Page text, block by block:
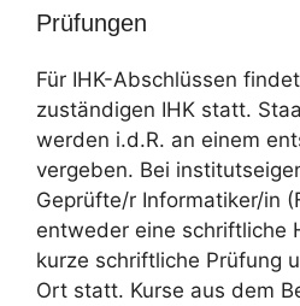
Prüfungen
Für IHK-Abschlüssen
zuständigen IHK statt.
werden i.d.R. an einem
vergeben. Bei
Geprüfte/r Informatiker/in
entweder eine schriftliche
kurze schriftliche Prüfung
Ort statt. Kurse aus dem